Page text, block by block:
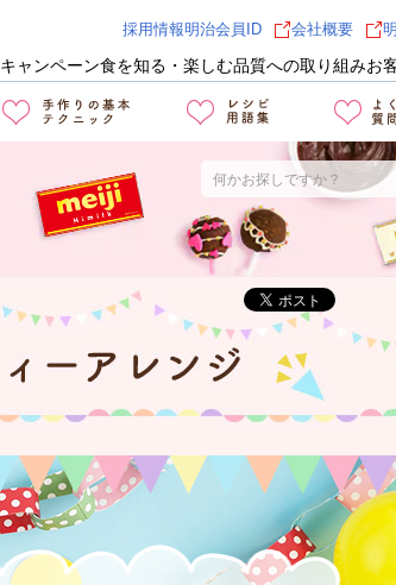
キャンペーン食を知る・楽しむ品質への取り組みお
採用情報明治会員ID 会社概要